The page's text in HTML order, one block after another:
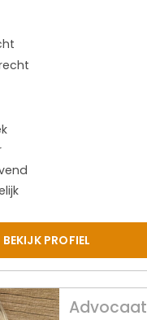
BEKIJK PROFIEL
Advocaat